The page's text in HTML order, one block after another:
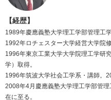
【経歴】
1989年慶應義塾大学理工学部管理工学
1992年ロチェスター大学経営大学院
1996年東京工業大学大学院理工学研
学）取得。
1996年筑波大学社会工学系・講師。
2008年4月慶應義塾大学理工学部管
在に至る。